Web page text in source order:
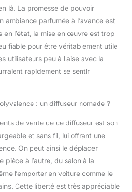
là. La promesse de pouvoir
ambiance parfumée à l’avance est
en l’état, la mise en œuvre est trop
fiable pour être véritablement utile
utilisateurs peu à l’aise avec la
rapidement se sentir
: un diffuseur nomade ?
de vente de ce diffuseur est son
et sans fil, lui offrant une
On peut ainsi le déplacer
pièce à l’autre, du salon à la
l’emporter en voiture comme le
Cette liberté est très appréciable